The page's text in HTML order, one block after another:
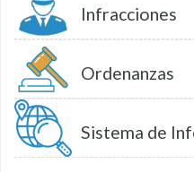
Infracciones
Ordenanzas
Sistema de